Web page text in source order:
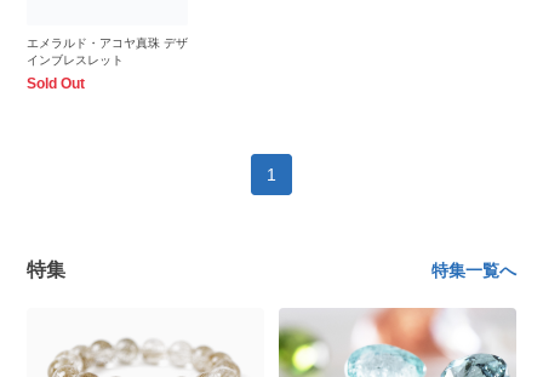
エメラルド・アコヤ真珠 デザ
インブレスレット
Sold Out
1
特集 特集一覧へ